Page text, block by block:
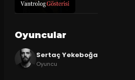
Oyuncular
Sertaç Yekeboğa
Oyuncu